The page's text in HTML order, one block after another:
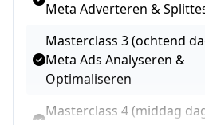
Meta Adverteren &
Masterclass 3 (ochtend
Meta Ads Analyseren &
Optimaliseren
Masterclass 4 (middag